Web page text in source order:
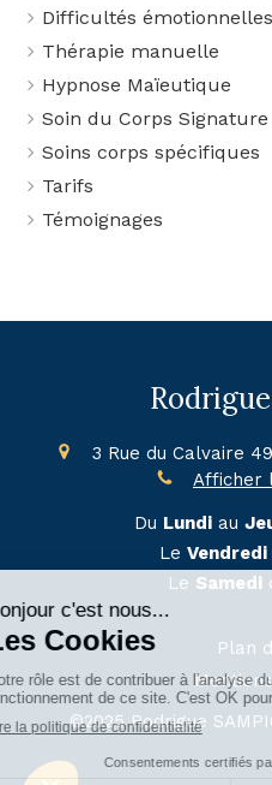
Difficultés émotionnelles
Thérapie manuelle
Hypnose Maïeutique
Soin du Corps Signature
Soins corps spécifiques
Tarifs
Témoignages
3 Rue du Calvaire
Afficher
Du Lundiau
Le Vendredi
Le Samedi
Plan
©2025 Rodrigue